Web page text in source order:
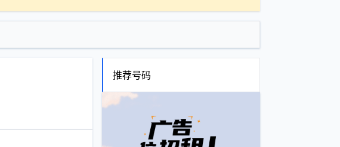
推荐号码